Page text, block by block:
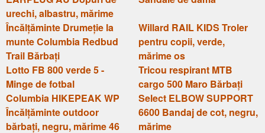
urechi, albastru, mărime
Încălțăminte Drumeție la
munte Columbia Redbud
Trail Bărbați
Willard RAIL KIDS Troler
pentru copii, verde,
mărime os
Lotto FB 800 verde 5 -
Minge de fotbal
Tricou respirant MTB
cargo 500 Maro Bărbați
Columbia HIKEPEAK WP
Încălțăminte outdoor
bărbați, negru, mărime 46
Select ELBOW SUPPORT
6600 Bandaj de cot, negru,
mărime